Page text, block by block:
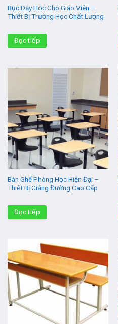
Bục Dạy Học Cho Giáo Viên –
Thiết Bị Trường Học Chất Lượng
Đọc tiếp
Bàn Ghế Phòng Học Hiện Đại –
Thiết Bị Giảng Đường Cao Cấp
Đọc tiếp